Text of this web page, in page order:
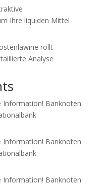
Ihre liquiden Mittel
rollt
Analyse
Information! Banknoten
Information! Banknoten
Information! Banknoten